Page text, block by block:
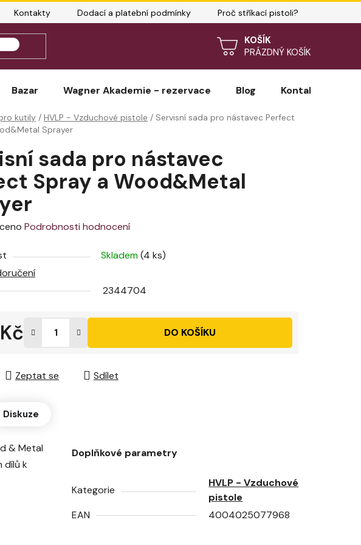
Kontakty Dodací a platební podmínky
Proč stříkací pistoli?
NÁKUPNÍPRÁZDNÝ KOŠÍK
Bazar Wagner Akademie - rezervace Blog Kontakty
kutily / HVLP - Vzduchové pistole / Servisní sada pro nástavec Perfect
Sprayer
sada pro nástavec
Spray a Wood&Metal
Podrobnosti hodnocení
Skladem(4 ks)
2344704
DO KOŠÍKU
Zeptat se Sdílet
Diskuze
& Metal
dílů k
Doplňkové parametry
Kategorie
HVLP - Vzduchové
pistole
EAN
4004025077968